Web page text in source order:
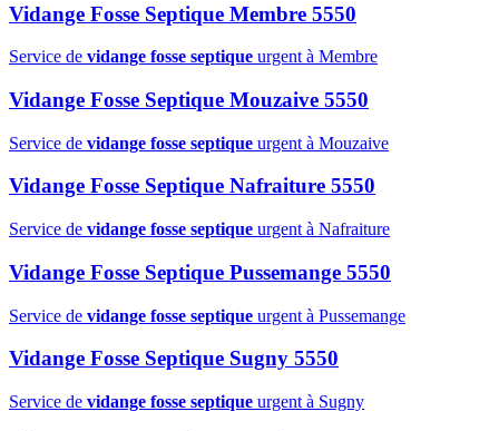
Vidange Fosse Septique Membre 5550
Service de vidange fosse septique urgent à Membre
Vidange Fosse Septique Mouzaive 5550
Service de vidange fosse septique urgent à Mouzaive
Vidange Fosse Septique Nafraiture 5550
Service de vidange fosse septique urgent à Nafraiture
Vidange Fosse Septique Pussemange 5550
Service de vidange fosse septique urgent à Pussemange
Vidange Fosse Septique Sugny 5550
Service de vidange fosse septique urgent à Sugny